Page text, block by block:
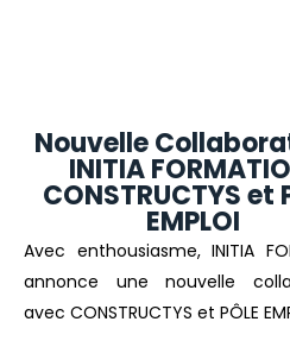
Nouvelle
INITIA
CONSTRUCTYS et
EMPLOI
Avec enthousiasme, INITIA
annonce une nouvelle
avec CONSTRUCTYS et PÔLE